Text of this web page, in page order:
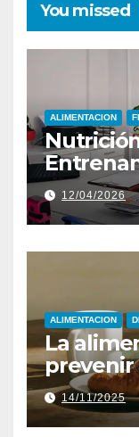
You missed
ALIMENTACION
para
12/04/2026
ALIMENTACION
La
prevenir
14/11/2025